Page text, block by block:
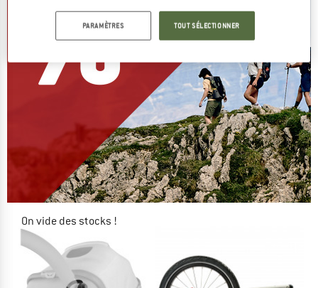
On vide des stocks !
JUSQU'À -60 %
LE DÉSTOCKAGE
PARAMÈTRES TOUT SÉLECTIONNER